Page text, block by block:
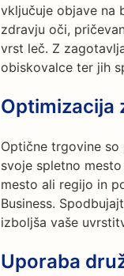
vključuje objave na
zdravju oči,
vrst leč. Z
obiskovalce ter jih
Optimizacija
Optične trgovine
svoje spletno
mesto ali regijo in
Business.
izboljša vaše
Uporaba